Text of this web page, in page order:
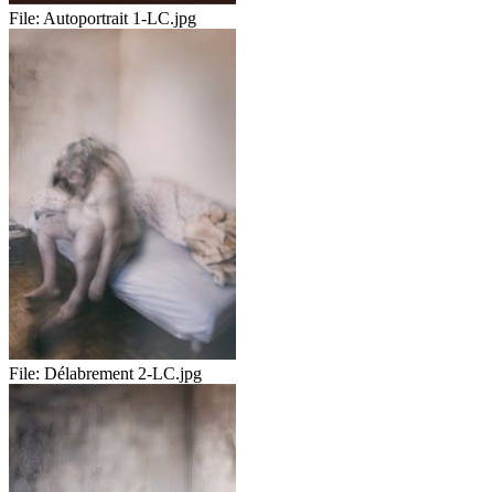
File: Autoportrait 1-LC.jpg
File: Délabrement 2-LC.jpg